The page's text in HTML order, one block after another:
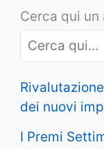
Cerca qui
dei nuovi
I Premi